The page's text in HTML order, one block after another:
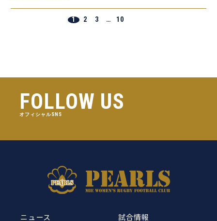
1 2 3 … 10
FOLLOW US
オフィシャルSNS
ニュース 試合情報